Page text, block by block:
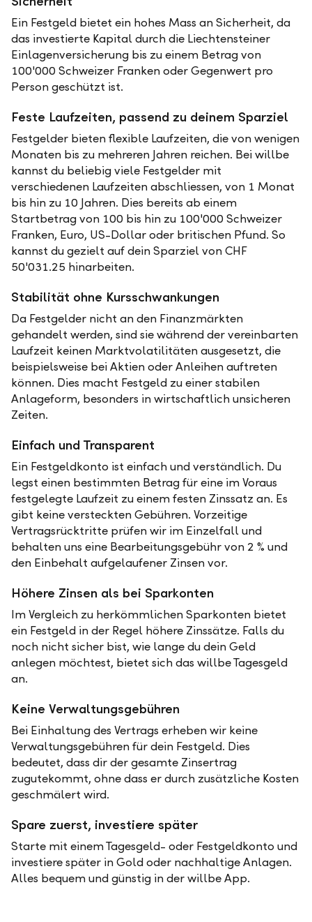
Ein Festgeld bietet ein hohes Mass an Sicherheit, da
das investierte Kapital durch die Liechtensteiner
Einlagenversicherung bis zu einem Betrag von
100'000 Schweizer Franken oder Gegenwert pro
Person geschützt ist.
Feste Laufzeiten, passend zu deinem Sparziel
Festgelder bieten flexible Laufzeiten, die von wenigen
Monaten bis zu mehreren Jahren reichen. Bei willbe
kannst du beliebig viele Festgelder mit
verschiedenen Laufzeiten abschliessen, von 1 Monat
bis hin zu 10 Jahren. Dies bereits ab einem
Startbetrag von 100 bis hin zu 100'000 Schweizer
Franken, Euro, US-Dollar oder britischen Pfund. So
kannst du gezielt auf dein Sparziel von CHF
50'031.25 hinarbeiten.
Stabilität ohne Kursschwankungen
Da Festgelder nicht an den Finanzmärkten
gehandelt werden, sind sie während der vereinbarten
Laufzeit keinen Marktvolatilitäten ausgesetzt, die
beispielsweise bei Aktien oder Anleihen auftreten
können. Dies macht Festgeld zu einer stabilen
Anlageform, besonders in wirtschaftlich unsicheren
Zeiten.
Einfach und Transparent
Ein Festgeldkonto ist einfach und verständlich. Du
legst einen bestimmten Betrag für eine im Voraus
festgelegte Laufzeit zu einem festen Zinssatz an. Es
gibt keine versteckten Gebühren. Vorzeitige
Vertragsrücktritte prüfen wir im Einzelfall und
behalten uns eine Bearbeitungsgebühr von 2 % und
den Einbehalt aufgelaufener Zinsen vor.
Höhere Zinsen als bei Sparkonten
Im Vergleich zu herkömmlichen Sparkonten bietet
ein Festgeld in der Regel höhere Zinssätze. Falls du
noch nicht sicher bist, wie lange du dein Geld
anlegen möchtest, bietet sich das willbe Tagesgeld
an.
Keine Verwaltungsgebühren
Bei Einhaltung des Vertrags erheben wir keine
Verwaltungsgebühren für dein Festgeld. Dies
bedeutet, dass dir der gesamte Zinsertrag
zugutekommt, ohne dass er durch zusätzliche Kosten
geschmälert wird.
Spare zuerst, investiere später
Starte mit einem Tagesgeld- oder Festgeldkonto und
investiere später in Gold oder nachhaltige Anlagen.
Alles bequem und günstig in der willbe App.